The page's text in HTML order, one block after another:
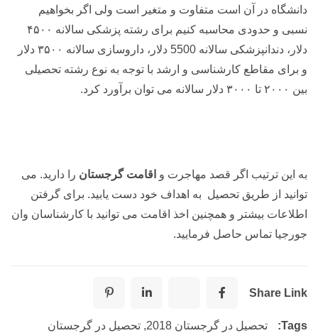
دانشگاه در آن است متفاوت و متغیر است ولی اگر بخواهیم
نسبی و حدودی محاسبه کنیم برای رشته پزشکی سالانه ۴۵۰۰
دلار، دندانپزشکی سالانه 5500 دلار، داروسازی سالانه ۳۵۰۰ دلار
و برای مقاطع کارشناسی و ارشد با توجه به نوع رشته تحصیلی
بین ۲۰۰۰ تا ۳۰۰۰ دلار سالانه می توان برآورد کرد.
به این ترتیب اگر قصد مهاجرت و اقامت گرجستان را دارید. می
توانید از طریق تحصیل به اهداف خود دست یابید. برای گرفتن
اطلاعات بیشتر و همچنین اخذ اقامت می توانید با کارشناسان وان
جورجیا تماس حاصل فرمایید.
Share Link
Tags: تحصیل در گرجستان 2018 , تحصیل در گرجستان